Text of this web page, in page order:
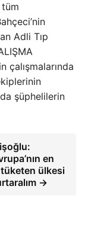
Adli Tıp
çalışmalarında
şüphelilerin
en
ülkesi
→